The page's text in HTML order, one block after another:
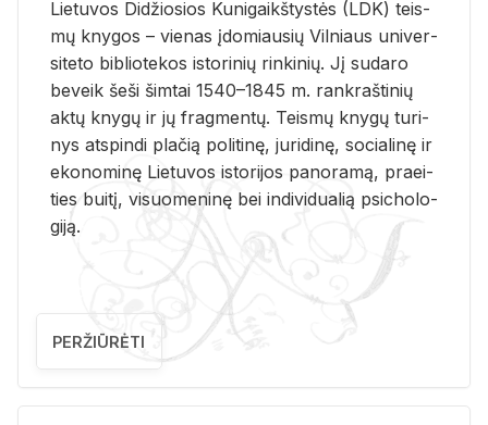
Lie­tu­vos Di­džio­sios Ku­ni­gaikš­tys­tės (LDK) teis­
mų kny­gos – vie­nas įdo­miau­sių Vil­niaus uni­ver­
si­te­to bi­b­lio­te­kos is­to­ri­nių rin­ki­nių. Jį su­da­ro
be­veik šeši šim­tai 1540–1845 m. rank­raš­ti­nių
aktų kny­gų ir jų frag­men­tų. Teis­mų kny­gų tu­ri­
nys at­spin­di pla­čią po­li­ti­nę, ju­ri­di­nę, so­cia­li­nę ir
eko­no­mi­nę Lie­tu­vos is­to­ri­jos pa­no­ra­mą, pra­ei­
ties bui­tį, vi­suo­me­ni­nę bei in­di­vi­dua­lią psi­cho­lo­
gi­ją.
PERŽIŪRĖTI